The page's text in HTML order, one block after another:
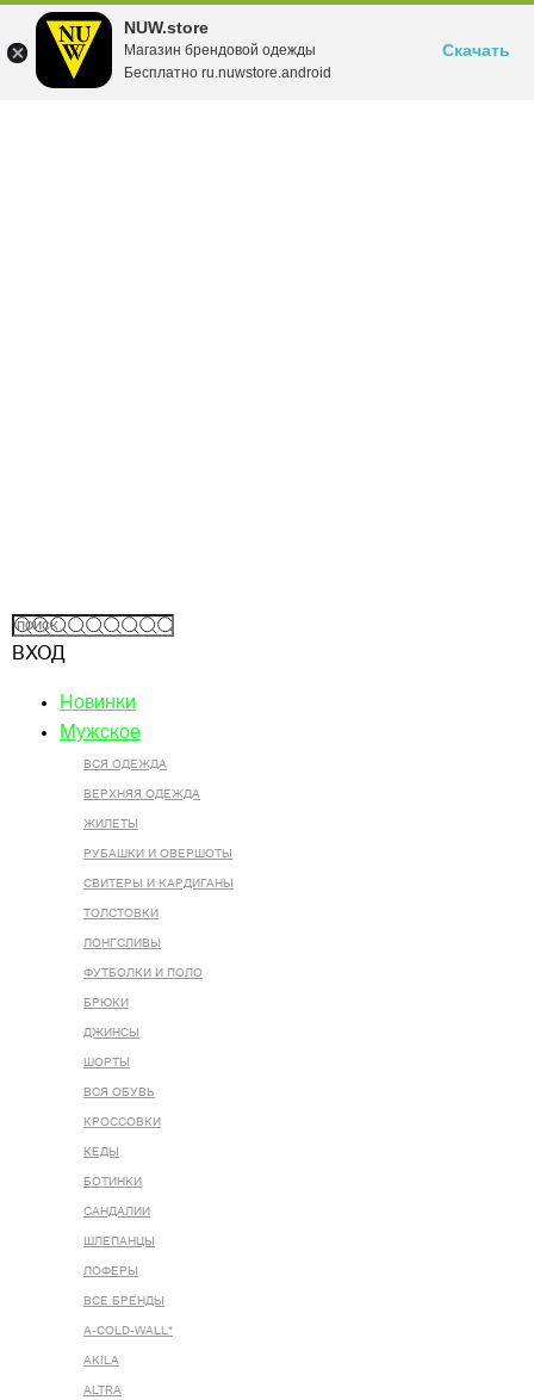
NUW.store
Магазин брендовой одежды
Бесплатно ru.nuwstore.android
Скачать
ВХОД
Новинки
Мужское
ВСЯ ОДЕЖДА
ВЕРХНЯЯ ОДЕЖДА
ЖИЛЕТЫ
РУБАШКИ И ОВЕРШОТЫ
СВИТЕРЫ И КАРДИГАНЫ
ТОЛСТОВКИ
ЛОНГСЛИВЫ
ФУТБОЛКИ И ПОЛО
БРЮКИ
ДЖИНСЫ
ШОРТЫ
ВСЯ ОБУВЬ
КРОССОВКИ
КЕДЫ
БОТИНКИ
САНДАЛИИ
ШЛЕПАНЦЫ
ЛОФЕРЫ
ВСЕ БРЕНДЫ
A-COLD-WALL*
AKILA
ALTRA